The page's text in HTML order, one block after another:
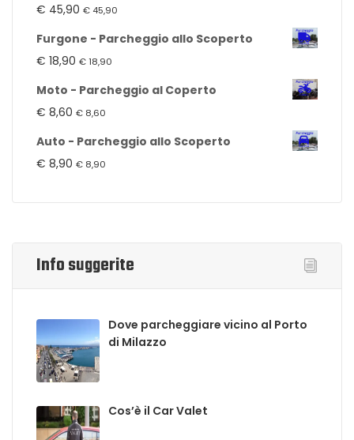
€ 45,90 € 45,90
Furgone - Parcheggio allo Scoperto
€ 18,90 €18,90
Moto - Parcheggio al Coperto
€ 8,60 € 8,60
Auto - Parcheggio allo Scoperto
€ 8,90 € 8,90
Info suggerite
Dove parcheggiare vicino al Porto
di Milazzo
Cos’è il Car Valet